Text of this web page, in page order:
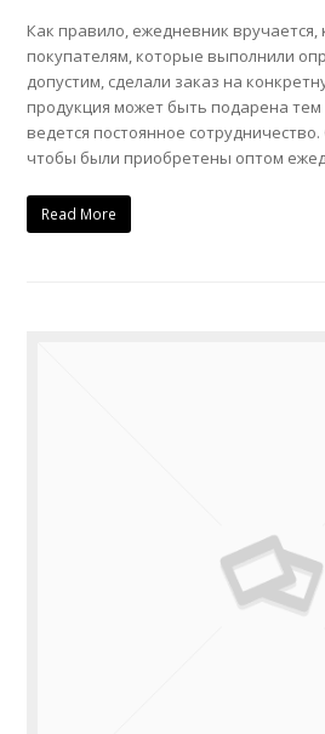
Как правило, ежедневник вручается,
покупателям, которые выполнили
допустим, сделали заказ на
продукция может быть подарена
ведется постоянное
чтобы были приобретены оптом
Read More